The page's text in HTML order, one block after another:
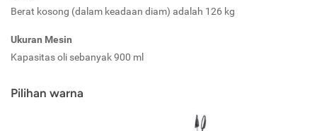
Berat kosong (dalam keadaan diam) adalah 126 kg
Ukuran Mesin
Kapasitas oli sebanyak 900 ml
Pilihan warna